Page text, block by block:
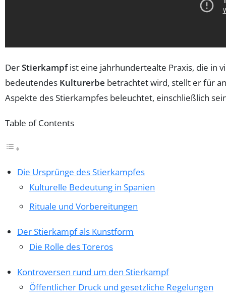
DerStierkampfist eine jahrhundertealte Praxis, die in
bedeutendes Kulturerbe betrachtet wird, stellt er für
Aspekte des Stierkampfes beleuchtet, einschließlich
Table of Contents
Die Ursprünge des Stierkampfes
Kulturelle Bedeutung in Spanien
Rituale und Vorbereitungen
Der Stierkampf als Kunstform
Die Rolle des Toreros
Kontroversen rund um den Stierkampf
Öffentlicher Druck und gesetzliche Regelungen